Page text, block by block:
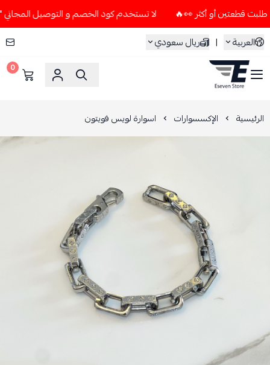
لا تستخدم كود الخصم و التوصيل المجاني " N7 " إلا إذا طلبت قطعتين أو أكثر 👀🔥
العربية
| ريال سعودي
ESEVEN STORE
0
الرئيسية الإكسسوارات اسوارة لويس فويتون